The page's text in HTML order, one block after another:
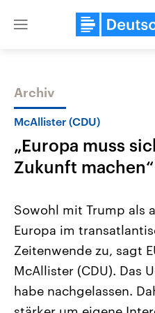
Close
Themen
Landtagswahl Sachsen-Anhalt
2026
Alle Informationen
Sachsen-Anhalt wählt am 6.
September 2026 einen neuen
Landtag. Seit 2021 wird das
Bundesland von einer
Archiv
McAllister (CDU)
„Europa muss
Zukunft machen“
Sowohl mit Trump als
Europa im
Zeitenwende zu, sagt
McAllister (CDU). Das
habe nachgelassen.